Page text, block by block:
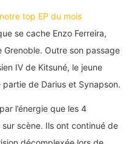
notre top EP du mois
se cache Enzo Ferreira,
Outre son passage
IV de Kitsuné, le jeune
de Darius et Synapson.
l’énergie que les 4
scène. Ils ont continué de